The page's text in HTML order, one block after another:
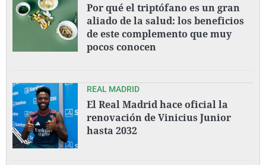
Por qué el triptófano es un gran
aliado de la salud: los beneficios
de este complemento que muy
pocos conocen
REAL MADRID
El Real Madrid hace oficial la
renovación de Vinicius Junior
hasta 2032